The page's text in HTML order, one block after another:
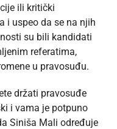
ili kritički
i uspeo da se na njih
su bili kandidati
referatima,
u pravosuđu.
držati pravosuđe
i vama je potpuno
Siniša Mali određuje